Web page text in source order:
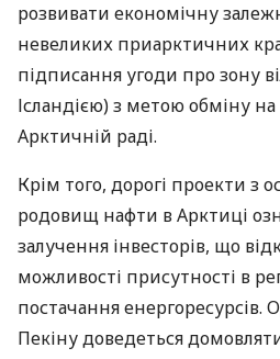
розвивати економічну
невеликих приарктичних
підписання угоди про зону
Ісландією) з метою обміну
Арктичній раді.
Крім того, дорогі проекти з
родовищ нафти в Арктиці
залучення інвесторів, що
можливості присутності в
постачання енергоресурсів.
Пекіну доведеться